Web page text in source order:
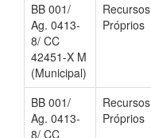
BB 001/
Ag. 0413-
8/ CC
42451-X M
(Municipal)
Recursos
Próprios
BB 001/
Ag. 0413-
8/ CC
Recursos
Próprios